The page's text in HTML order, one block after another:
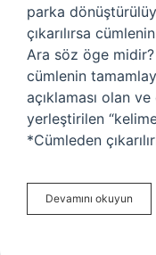
parka
çıkarılırsa
Ara söz öge midir?
cümlenin
açıklaması olan
yerleştirilen
*Cümleden
Devamını okuyun
Nasıl